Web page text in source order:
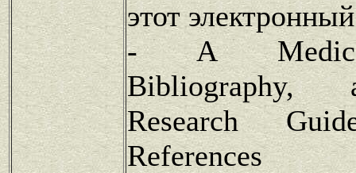
этот
- A
Bibliography,
Research
References